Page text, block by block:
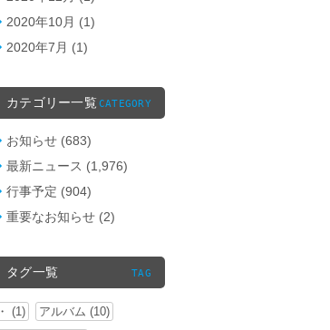
2020年10月 (1)
2020年7月 (1)
カテゴリー一覧 CATEGORY
お知らせ (683)
最新ニュース (1,976)
行事予定 (904)
重要なお知らせ (2)
タグ一覧 TAG
・ (1)
アルバム (10)